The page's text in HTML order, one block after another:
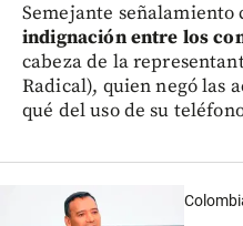
Semejante señalamiento
indignación entre los
cabeza de la
Radical), quien negó las
qué del uso de su